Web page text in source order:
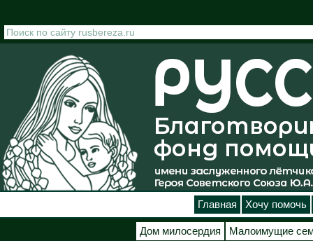
Главная Хочу помочь
Дом милосердия Малоимущие